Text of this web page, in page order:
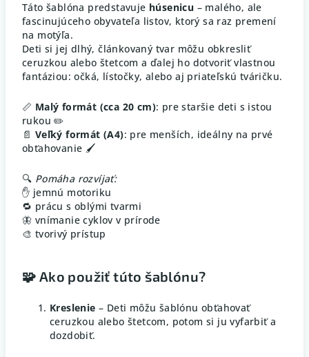
Táto šablóna predstavuje húsenicu – malého, ale
fascinujúceho obyvateľa listov, ktorý sa raz premení
na motýľa.
Deti si jej dlhý, článkovaný tvar môžu obkresliť
ceruzkou alebo štetcom a ďalej ho dotvoriť vlastnou
fantáziou: očká, lístočky, alebo aj priateľskú tváričku.
📏 Malý formát (cca 20 cm): pre staršie deti s istou
rukou ✏️
📄 Veľký formát (A4): pre menších, ideálny na prvé
obťahovanie 🖌️
🔍 Pomáha rozvíjať:
✋ jemnú motoriku
🔁 prácu s oblými tvarmi
🦋 vnímanie cyklov v prírode
🎨 tvorivý prístup
🧩 Ako použiť túto šablónu?
Kreslenie – Deti môžu šablónu obťahovať
ceruzkou alebo štetcom, potom si ju vyfarbiť a
dozdobiť.